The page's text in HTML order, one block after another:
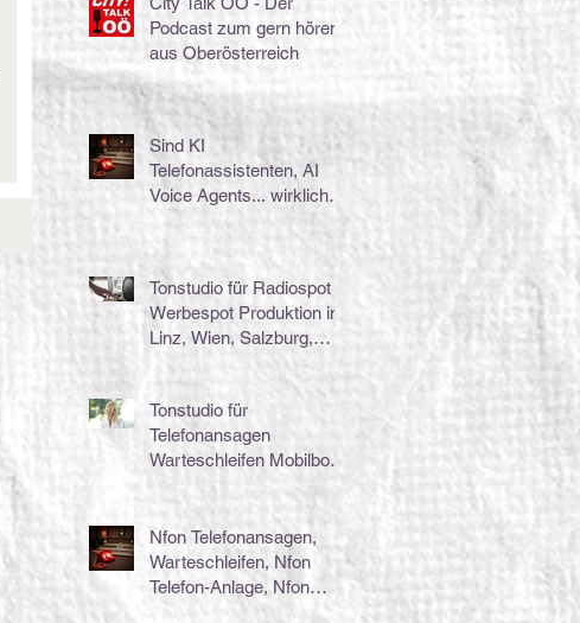
Podcast zum gern hören
aus Oberösterreich
Sind KI
Telefonassistenten, AI
Voice Agents... wirklich
das Gelbe vom Ei???
Tonstudio für Radiospot
Werbespot Produktion in
Linz, Wien, Salzburg,
Graz, Klagenfurt,
Tonstudio für
Telefonansagen
Warteschleifen Mobilbox,
Wien Linz Salzburg Graz
Bregenz Klagenfurt
Nfon Telefonansagen,
Warteschleifen, Nfon
Telefon-Anlage, Nfon
Telefonanlage, Nfon